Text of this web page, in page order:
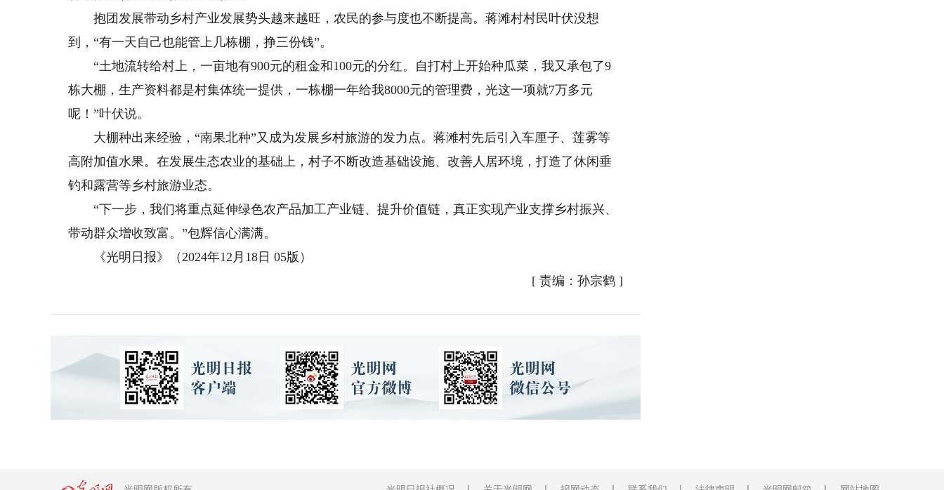
抱团发展带动乡村产业发展势头越来越旺，农民的参与度也不断提高。蒋滩村村民叶伏没想
到，“有一天自己也能管上几栋棚，挣三份钱”。
“土地流转给村上，一亩地有900元的租金和100元的分红。自打村上开始种瓜菜，我又承包了9
栋大棚，生产资料都是村集体统一提供，一栋棚一年给我8000元的管理费，光这一项就7万多元
呢！”叶伏说。
大棚种出来经验，“南果北种”又成为发展乡村旅游的发力点。蒋滩村先后引入车厘子、莲雾等
高附加值水果。在发展生态农业的基础上，村子不断改造基础设施、改善人居环境，打造了休闲垂
钓和露营等乡村旅游业态。
“下一步，我们将重点延伸绿色农产品加工产业链、提升价值链，真正实现产业支撑乡村振兴、
带动群众增收致富。”包辉信心满满。
《光明日报》（2024年12月18日 05版）
[ 责编：孙宗鹤]